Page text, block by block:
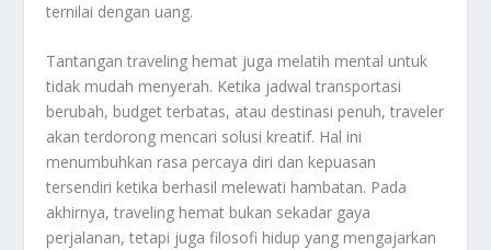
ternilai dengan uang.
Tantangan traveling hemat juga melatih mental untuk
tidak mudah menyerah. Ketika jadwal transportasi
berubah, budget terbatas, atau destinasi penuh, traveler
akan terdorong mencari solusi kreatif. Hal ini
menumbuhkan rasa percaya diri dan kepuasan
tersendiri ketika berhasil melewati hambatan. Pada
akhirnya, traveling hemat bukan sekadar gaya
perjalanan, tetapi juga filosofi hidup yang mengajarkan